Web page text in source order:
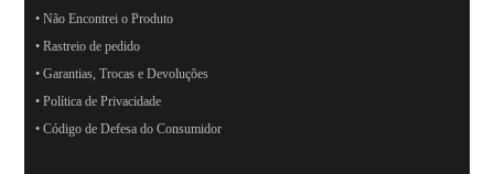
• Não Encontrei o Produto
• Rastreio de pedido
• Garantias, Trocas e Devoluções
• Política de Privacidade
• Código de Defesa do Consumidor